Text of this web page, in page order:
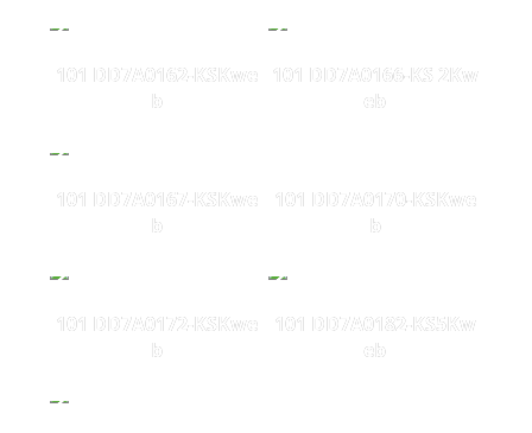
101 DD7A0162-KSKwe
b
101 DD7A0166-KS 2Kw
eb
101 DD7A0167-KSKwe
b
101 DD7A0170-KSKwe
b
101 DD7A0172-KSKwe
b
101 DD7A0182-KS5Kw
eb